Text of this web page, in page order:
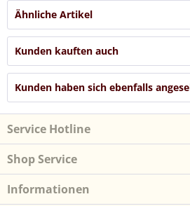
Ähnliche Artikel
Kunden kauften auch
Kunden haben sich ebenfalls
Service Hotline
Shop Service
Informationen